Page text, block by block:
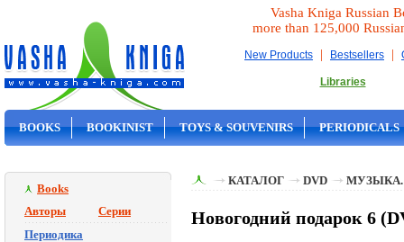
Vasha Kniga Russian
more than 125,000
New Products | Bestsellers |
Libraries
BOOKS BOOKINIST TOYS & SOUVENIRS PERIODICALS
Books
Авторы
Серии
Периодика
КАТАЛОГ DVD МУЗЫКА.
Новогодний подарок 6